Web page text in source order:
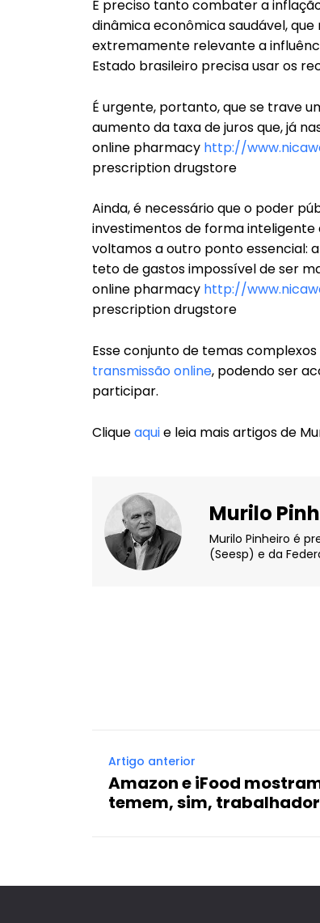
É preciso tanto combater a
dinâmica econômica saudável,
extremamente relevante a
Estado brasileiro precisa usar os
É urgente, portanto, que se trave
aumento da taxa de juros que, já
online pharmacy http://
prescription drugstore
Ainda, é necessário que o poder
investimentos de forma inteligente
voltamos a outro ponto essencial:
teto de gastos impossível de ser
online pharmacy http://
prescription drugstore
Esse conjunto de temas
transmissão online, podendo ser
participar.
Cliqueaquie leia mais artigos de
Murilo
Murilo Pinheiro é
(Seesp) e da
Artigo anterior
Amazon e iFood
temem, sim,